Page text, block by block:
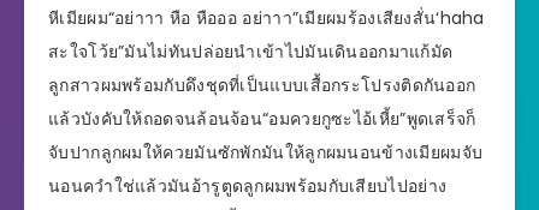
หีเมียผม“อย่าาา หือ หือออ อย่าาา”เมียผมร้องเสียงสั่น‘haha
สะใจโว้ย”มันไม่ทันปล่อยนำเข้าไปมันเดินออกมาแก้มัด
ลูกสาวผมพร้อมกับดึงชุดที่เป็นแบบเสื้อกระโปรงติดกันออก
แล้วบังคับให้ถอดจนล้อนจ้อน“อมควยกูซะไอ้เหี้ย”พูดเสร็จก็
จับปากลูกผมให้ควยมันซักพักมันให้ลูกผมนอนข้างเมียผมจับ
นอนควำใช่แล้วมันอ้ารูตูดลูกผมพร้อมกับเสียบไปอย่าง